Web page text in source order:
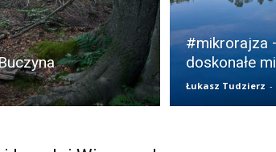
#mikrorajza
doskonałe
Łukasz Tudzierz -